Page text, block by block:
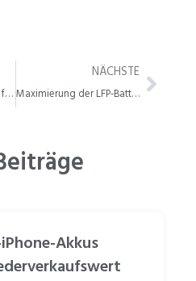
Industrielle LFP-Systeme für Netto-Null-Energiespeicherung
NÄCHSTE
Maximierung der LFP-Batteriezyklenlebensdauer für B2B-Projekte
Akkus